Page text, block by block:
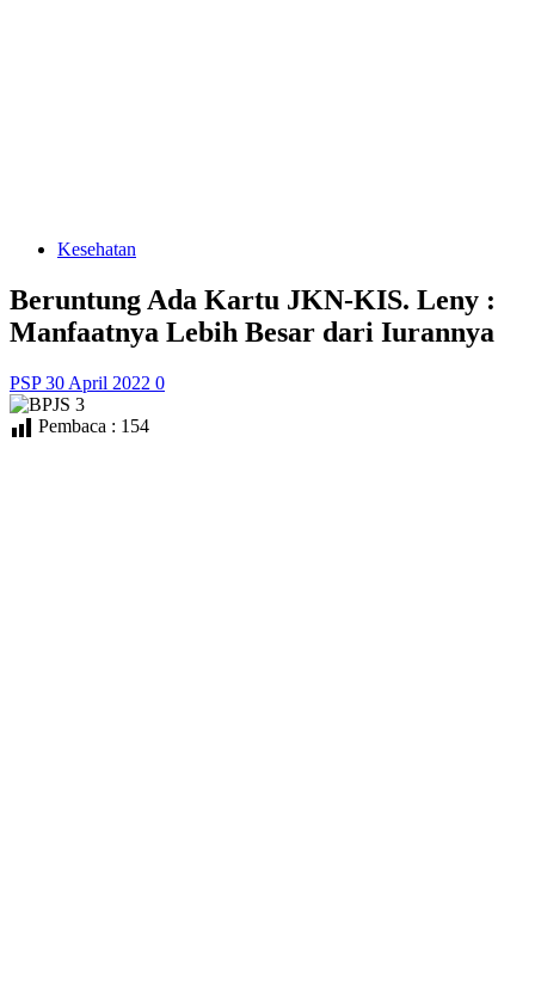
Kesehatan
Beruntung Ada Kartu JKN-KIS. Leny :
Manfaatnya Lebih Besar dari Iurannya
PSP30 April 2022 0
Pembaca : 154